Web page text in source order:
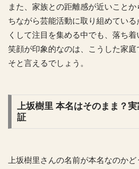
また、家族との距離感が近いこと
ちながら芸能活動に取り組めてい
くして注目を集める中でも、落ち
笑顔が印象的なのは、こうした家庭
そと言えるでしょう。
上坂樹里 本名はそのまま？
証
上坂樹里さんの名前が本名なのか